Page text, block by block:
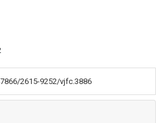
2615-9252/vjfc.3886